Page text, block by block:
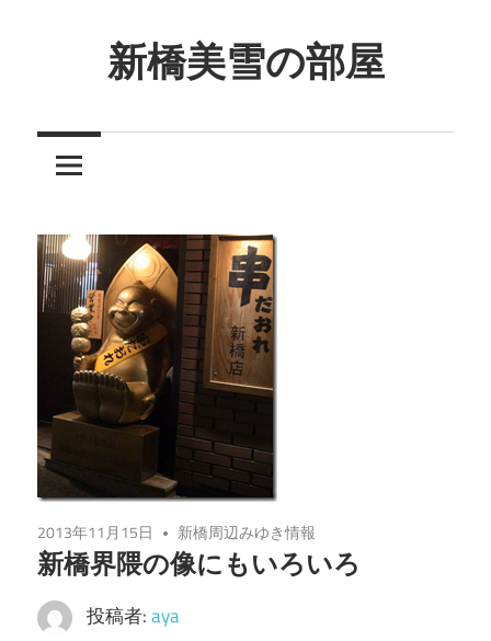
ツ
キ
ッ
プ
新橋美雪の部屋
ん
と
し
た
空
間
2013年11月15日 新橋周辺みゆき情報
新橋界隈の像にもいろいろ
投稿者:aya